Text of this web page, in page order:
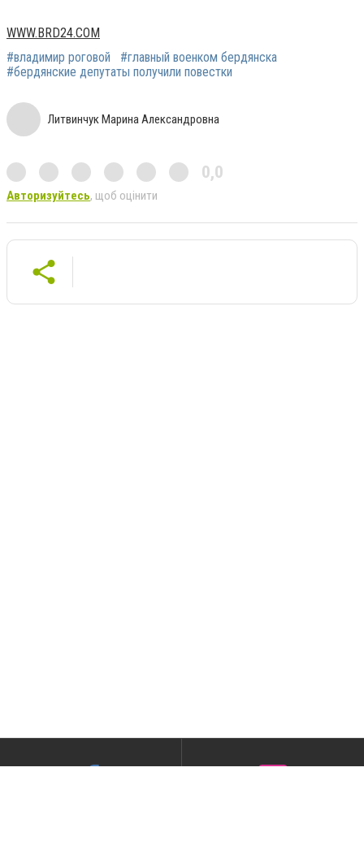
WWW.BRD24.COM
#владимир роговой
#главный военком бердянска
#бердянские депутаты получили повестки
Литвинчук Марина Александровна
0,0
Авторизуйтесь, щоб оцінити